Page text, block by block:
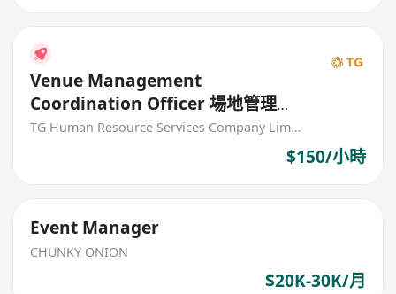
Venue Management
Coordination Officer 場地管理統
籌主任 - 荃灣大會堂
TG Human Resource Services Company Limited
$150/小時
Event Manager
CHUNKY ONION
$20K-30K/月